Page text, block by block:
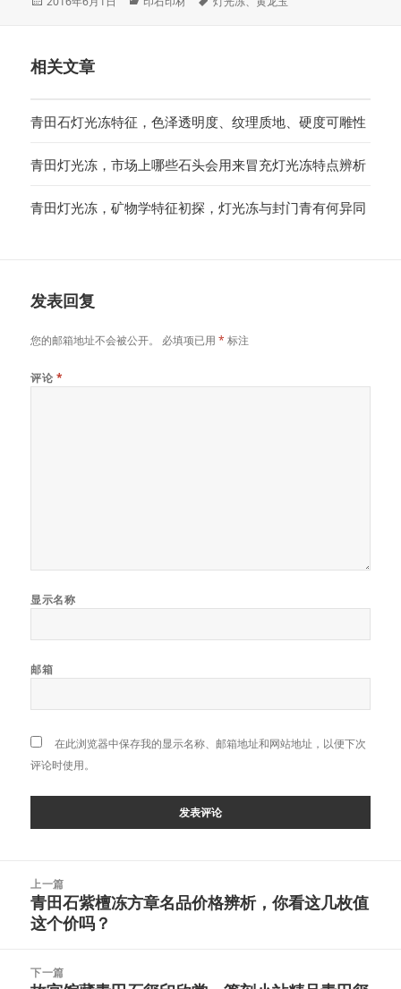
相关文章
青田石灯光冻特征，色泽透明度、纹理质地、硬度可雕性
青田灯光冻，市场上哪些石头会用来冒充灯光冻特点辨析
青田灯光冻，矿物学特征初探，灯光冻与封门青有何异同
发表回复
您的邮箱地址不会被公开。 必填项已用* 标注
评论 *
显示名称
邮箱
在此浏览器中保存我的显示名称、邮箱地址和网站地址，以便下次
评论时使用。
上一篇
上
篇
章：
青田石紫檀冻方章名品价格辨析，你看这几枚值
这个价吗？
下一篇